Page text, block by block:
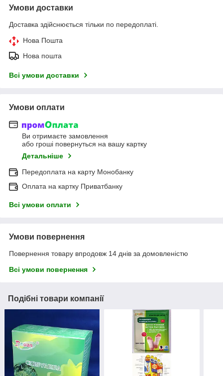
Умови доставки
Доставка здійснюється тільки по передоплаті.
Нова Пошта
Нова пошта
Всі умови доставки
Умови оплати
Ви отримаєте замовлення
або гроші повернуться на вашу картку
Детальніше
Передоплата на карту Монобанку
Оплата на картку Приватбанку
Всі умови оплати
Умови повернення
Повернення товару впродовж 14 днів за домовленістю
Всі умови повернення
Подібні товари компанії